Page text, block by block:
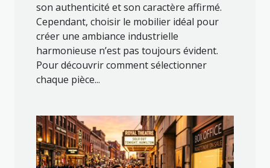
son authenticité et son caractère affirmé.
Cependant, choisir le mobilier idéal pour
créer une ambiance industrielle
harmonieuse n’est pas toujours évident.
Pour découvrir comment sélectionner
chaque pièce...